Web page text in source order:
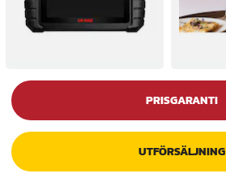
PRISGARANTI
UTFÖRSÄLJNING